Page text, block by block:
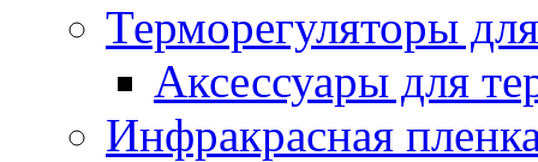
Терморегуляторы
Аксессуары для
Инфракрасная